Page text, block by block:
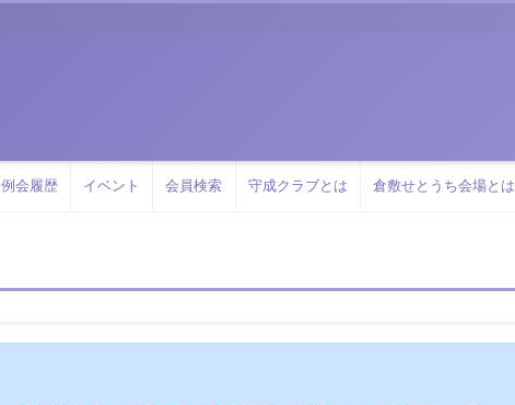
例会履歴 イベント 会員検索 守成クラブとは 倉敷せとうち会場とは